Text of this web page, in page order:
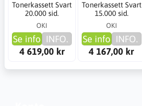
Tonerkassett Svart
20.000 sid.
OKI
Se info INFO.
4 619,00 kr
Tonerkassett Svart
15.000 sid.
OKI
Se info INFO.
4 167,00 kr